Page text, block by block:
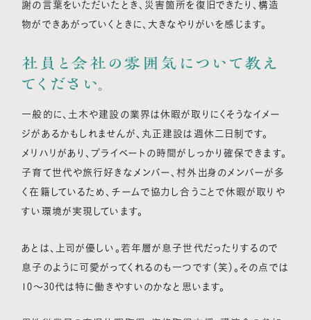
謝の言葉をいただいたとき、災害箇所を復旧できたり、構造
物ができあがっていくときに、大きなやりがいを感じます。
社員と会社の雰囲気について教え
てください。
一般的に、土木や建設の業界は休暇が取りにくそうなイメー
ジがあるかもしれませんが、丸正建設は週休二日制です。
メリハリがあり、プライベートの時間がしっかり確保できます。
子育て世代や旅行好きなメンバー、村外出身のメンバーが多
く在籍しているため、チームで協力し合うことで休暇が取りや
すい環境が実現しています。
あとは、上司が優しい。若年層が息子世代だったりするので
息子のように可愛がってくれるのも一つです（笑）。その点では
10～30代は特に働きやすいのかなと思います。